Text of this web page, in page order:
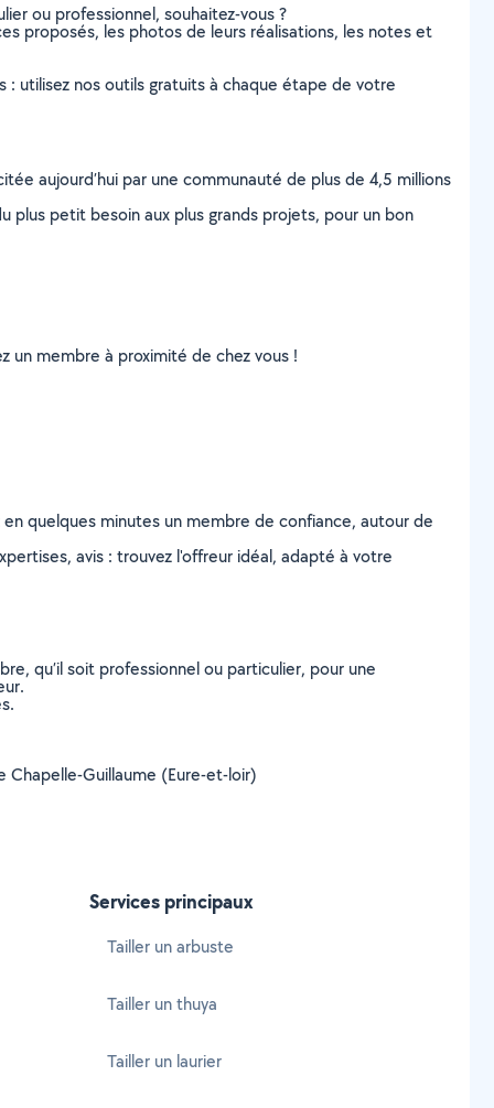
ou professionnel, souhaitez-vous ?
proposés, les photos de leurs réalisations, les notes et
: utilisez nos outils gratuits à chaque étape de votre
aujourd’hui par une communauté de plus de 4,5 millions
plus petit besoin aux plus grands projets, pour un bon
un membre à proximité de chez vous !
quelques minutes un membre de confiance, autour de
avis : trouvez l'offreur idéal, adapté à votre
qu’il soit professionnel ou particulier, pour une
Chapelle-Guillaume (Eure-et-loir)
Services principaux
Tailler un arbuste
Tailler un thuya
Tailler un laurier